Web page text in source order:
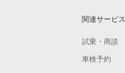
関連サービス
試乗・商談
車検予約